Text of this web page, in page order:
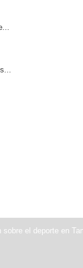
el deporte en